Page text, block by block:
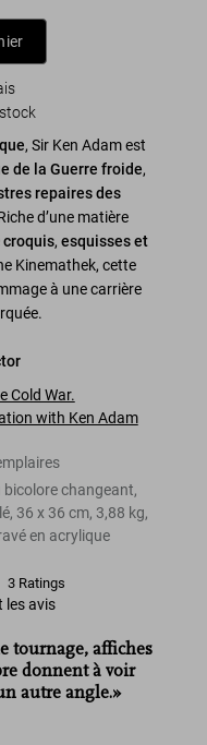
, Sir Ken Adam est
de la Guerre froide,
repaires des
d’une matière
croquis, esquisses et
Kinemathek, cette
à une carrière
Cold War.
with Ken Adam
bicolore changeant,
36 x 36 cm, 3,88 kg,
en acrylique
3 Ratings
les avis
tournage, affiches
donnent à voir
autre angle.»